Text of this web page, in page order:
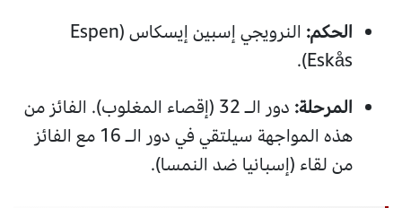
الحكم:
النرويجي إسبين إيسكاس (Espen
Eskås).
المرحلة:
دور الـ 32 (إقصاء المغلوب). الفائز من
هذه المواجهة سيلتقي في دور الـ 16 مع الفائز
من لقاء (إسبانيا ضد النمسا).